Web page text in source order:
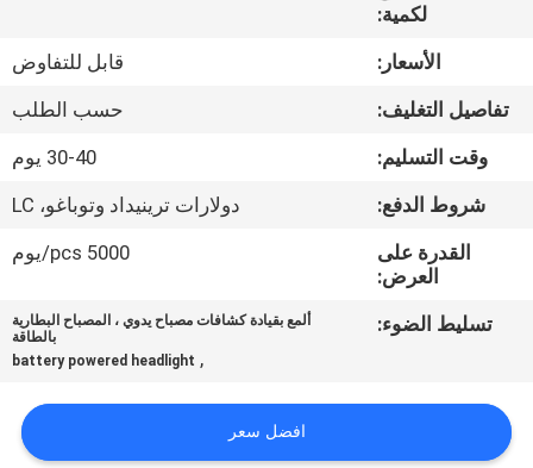
مراقبة
الجودة
اتصل
خريطة
لكمية:
الأسعار:
قابل للتفاوض
تفاصيل التغليف:
حسب الطلب
وقت التسليم:
30-40 يوم
شروط الدفع:
دولارات ترينيداد وتوباغو، LC
القدرة على
العرض:
5000 pcs/يوم
تسليط الضوء:
ألمع بقيادة كشافات مصباح يدوي ، المصباح البطارية
بالطاقة
,
battery powered headlight
افضل سعر